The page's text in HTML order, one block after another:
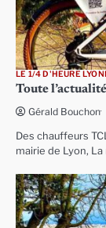
LE 1/4 D'HEURE
Toute
Gérald Bouchon
Des chauffeurs
mairie de Lyon,